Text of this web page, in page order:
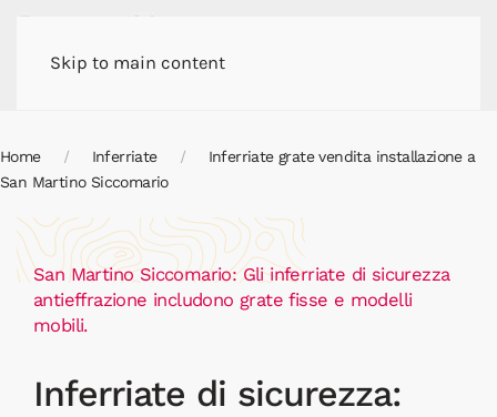
Skip to main content
Home Inferriate
Inferriate grate vendita installazione a
San Martino Siccomario
San Martino Siccomario: Gli inferriate di sicurezza
antieffrazione includono grate fisse e modelli
mobili.
Inferriate di sicurezza: